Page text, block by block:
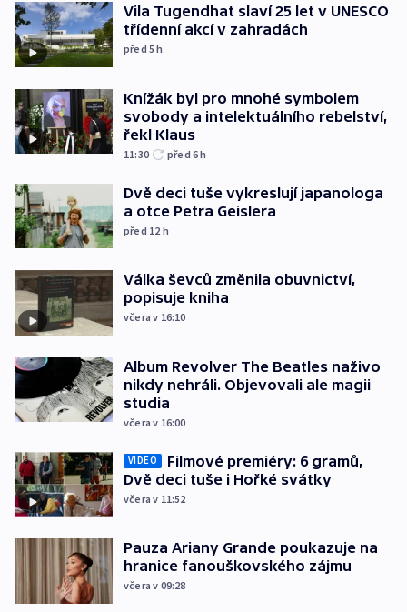
Vila Tugendhat slaví 25 let v UNESCO
třídenní akcí v zahradách
před 5h
Knížák byl pro mnohé symbolem
svobody a intelektuálního rebelství,
řekl Klaus
11:30 před 6h
Dvě deci tuše vykreslují japanologa
a otce Petra Geislera
před 12 h
Válka ševců změnila obuvnictví,
popisuje kniha
včera v 16:10
Album Revolver The Beatles naživo
nikdy nehráli. Objevovali ale magii
studia
včera v 16:00
VIDEO
Filmové premiéry: 6 gramů,
Dvě deci tuše i Hořké svátky
včera v 11:52
Pauza Ariany Grande poukazuje na
hranice fanouškovského zájmu
včera v 09:28